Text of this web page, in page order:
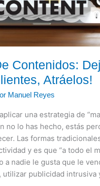
Contenidos:
Atráelos!
Manuel Reyes
una estrategia de
no lo has hecho, estás
Las formas
y es que “a todo el
a nadie le gusta que le
publicidad intrusiva